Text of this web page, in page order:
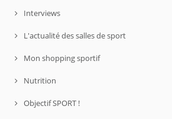
Interviews
L'actualité des salles de sport
Mon shopping sportif
Nutrition
Objectif SPORT !